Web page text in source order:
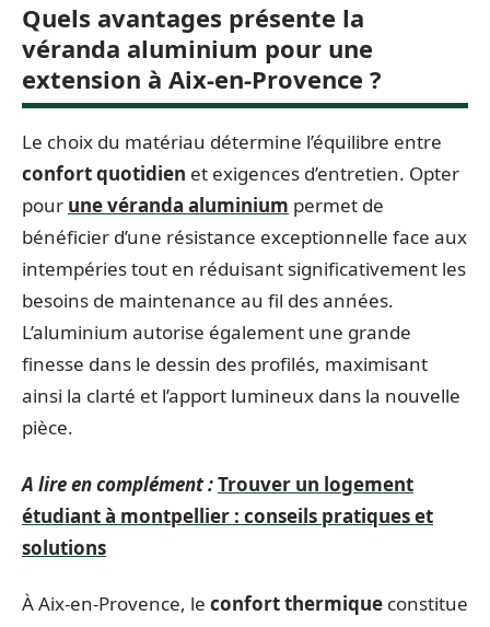
Quels avantages présente la
véranda aluminium pour une
extension à Aix-en-Provence ?
Le choix du matériau détermine l’équilibre entre
confort quotidien et exigences d’entretien. Opter
pour une véranda aluminium permet de
bénéficier d’une résistance exceptionnelle face aux
intempéries tout en réduisant significativement les
besoins de maintenance au fil des années.
L’aluminium autorise également une grande
finesse dans le dessin des profilés, maximisant
ainsi la clarté et l’apport lumineux dans la nouvelle
pièce.
A lire en complément :Trouver un logement
étudiant à montpellier : conseils pratiques et
solutions
À Aix-en-Provence, le confort thermique constitue